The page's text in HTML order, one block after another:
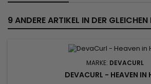
9 ANDERE ARTIKEL IN DER
MARKE: DEVACURL
DEVACURL - HEAVEN IN